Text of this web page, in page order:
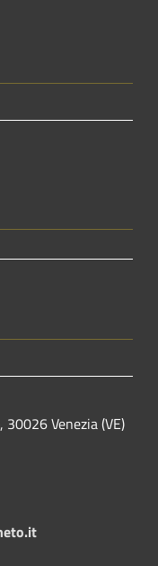
Venezia (VE)